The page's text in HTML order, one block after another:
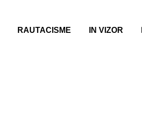
RAUTACISME IN VIZOR